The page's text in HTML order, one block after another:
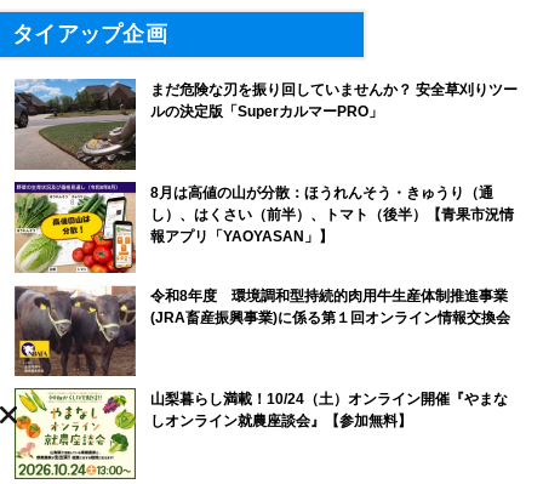
タイアップ企画
まだ危険な刃を振り回していませんか？ 安全草刈りツー
ルの決定版「SuperカルマーPRO」
8月は高値の山が分散：ほうれんそう・きゅうり（通
し）、はくさい（前半）、トマト（後半）【青果市況情
報アプリ「YAOYASAN」】
令和8年度 環境調和型持続的肉用牛生産体制推進事業
(JRA畜産振興事業)に係る第１回オンライン情報交換会
山梨暮らし満載！10/24（土）オンライン開催『やまな
しオンライン就農座談会』【参加無料】